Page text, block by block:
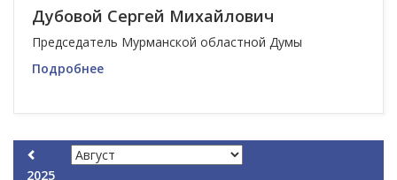
Дубовой Сергей Михайлович
Председатель Мурманской областной Думы
Подробнее
2025